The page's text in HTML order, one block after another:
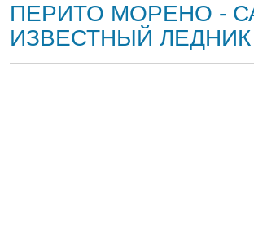
ПЕРИТО МОРЕНО -
ИЗВЕСТНЫЙ